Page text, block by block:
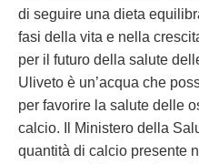
di seguire una dieta
fasi della vita e nella
per il futuro della salute
Uliveto è un’acqua che
per favorire la salute delle
calcio. Il Ministero della
quantità di calcio presente